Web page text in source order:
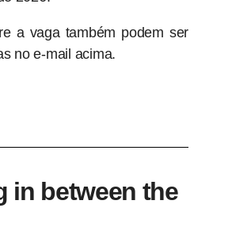
a vaga também podem ser
no e-mail acima.
in between the